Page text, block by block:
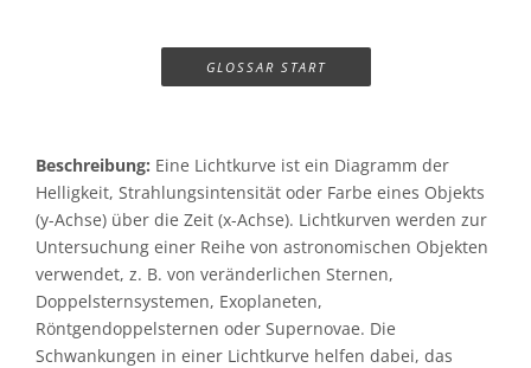
GLOSSAR START
Beschreibung: Eine Lichtkurve ist ein Diagramm der
Helligkeit, Strahlungsintensität oder Farbe eines Objekts
(y-Achse) über die Zeit (x-Achse). Lichtkurven werden zur
Untersuchung einer Reihe von astronomischen Objekten
verwendet, z. B. von veränderlichen Sternen,
Doppelsternsystemen, Exoplaneten,
Röntgendoppelsternen oder Supernovae. Die
Schwankungen in einer Lichtkurve helfen dabei, das